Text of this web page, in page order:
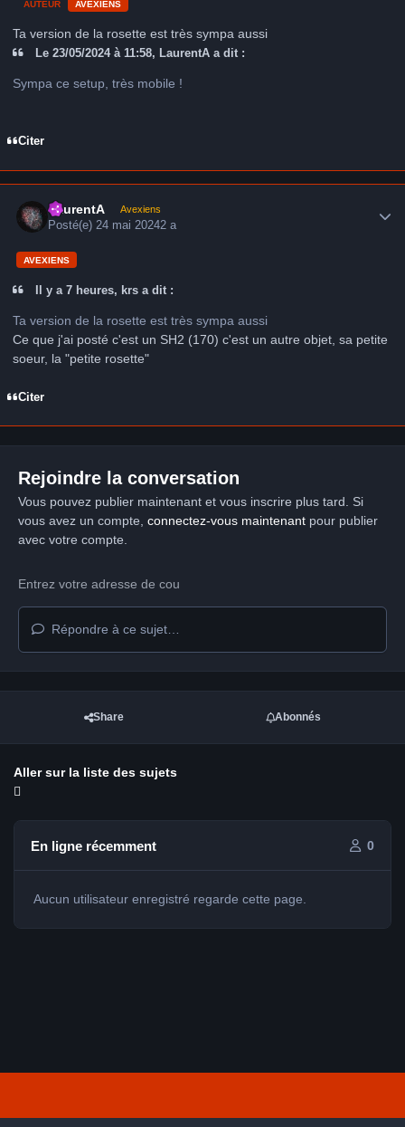
AUTEUR AVEXIENS
Ta version de la rosette est très sympa aussi
Le 23/05/2024 à 11:58, LaurentA a dit :
Sympa ce setup, très mobile !
Citer
LaurentA Avexiens
Posté(e)24 mai 20242 a
AVEXIENS
Il y a 7 heures, krs a dit :
Ta version de la rosette est très sympa aussi
Ce que j'ai posté c'est un SH2 (170) c'est un autre objet, sa petite
soeur, la "petite rosette"
Citer
Rejoindre la conversation
Vous pouvez publier maintenant et vous inscrire plus tard. Si
vous avez un compte, connectez-vous maintenantpour publier
avec votre compte.
Répondre à ce sujet…
Share Abonnés
Aller sur la liste des sujets
En ligne récemment 0
Aucun utilisateur enregistré regarde cette page.